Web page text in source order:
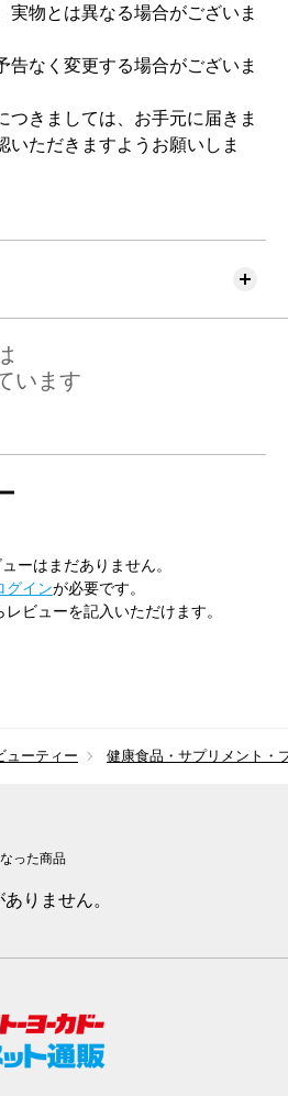
物とは異なる場合がございま
なく変更する場合がございま
きましては、お手元に届きま
いただきますようお願いしま
います
ーはまだありません。
グインが必要です。
レビューを記入いただけます。
ューティー 健康食品・サプリメント・
った商品
りません。